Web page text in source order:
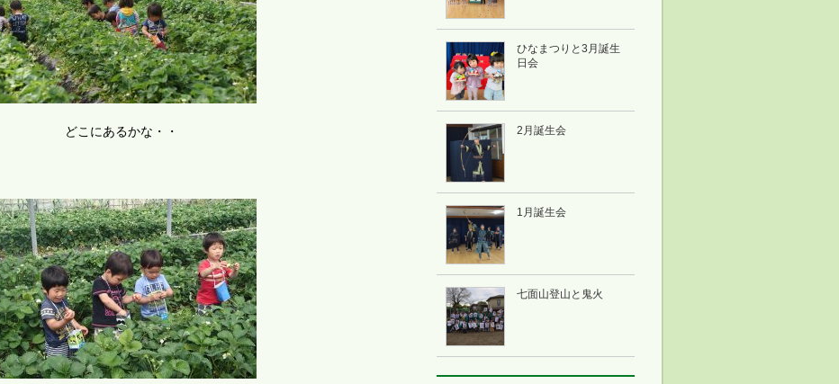
どこにあるかな・・
ひなまつりと3月誕生
日会
2月誕生会
1月誕生会
七面山登山と鬼火